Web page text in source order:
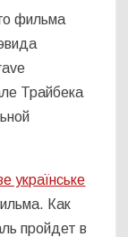
фильма
Трайбека
українське
Как
пройдет в